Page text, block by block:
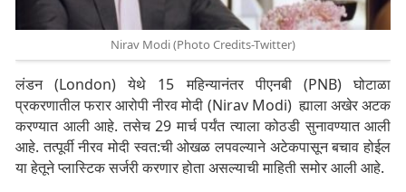
Nirav Modi (Photo Credits-Twitter)
लंडन (London) येथे 15 महिन्यानंतर पीएनबी (PNB) घोटाळा
प्रकरणातील फरार आरोपी नीरव मोदी (Nirav Modi) ह्याला अखेर अटक
करण्यात आली आहे. तसेच 29 मार्च पर्यंत त्याला कोठडी सुनावण्यात आली
आहे. तत्पूर्वी नीरव मोदी स्वत:ची ओखळ लपवल्याने अटेकपासून बचाव होईल
या हेतूने प्लास्टिक सर्जरी करणार होता असल्याची माहिती समोर आली आहे.